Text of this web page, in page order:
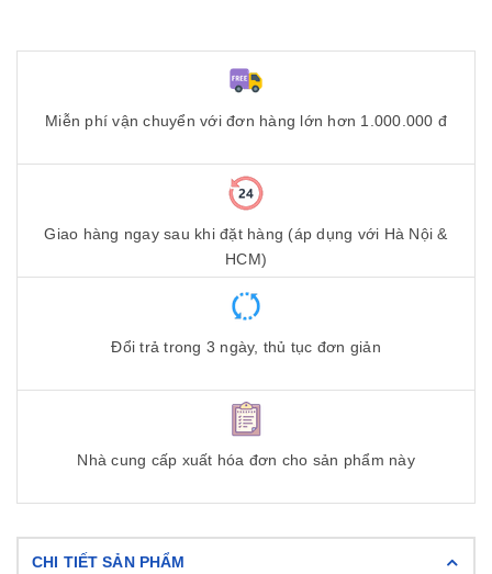
Miễn phí vận chuyển với đơn hàng lớn hơn 1.000.000 đ
Giao hàng ngay sau khi đặt hàng (áp dụng với Hà Nội &
HCM)
Đổi trả trong 3 ngày, thủ tục đơn giản
Nhà cung cấp xuất hóa đơn cho sản phẩm này
CHI TIẾT SẢN PHẨM